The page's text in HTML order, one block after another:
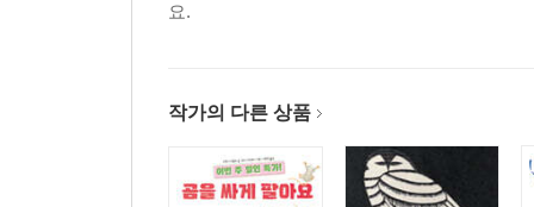
요.
작가의 다른 상품